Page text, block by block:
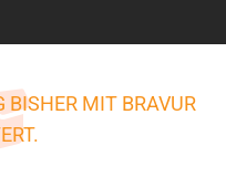
BISHER MIT BRAVUR